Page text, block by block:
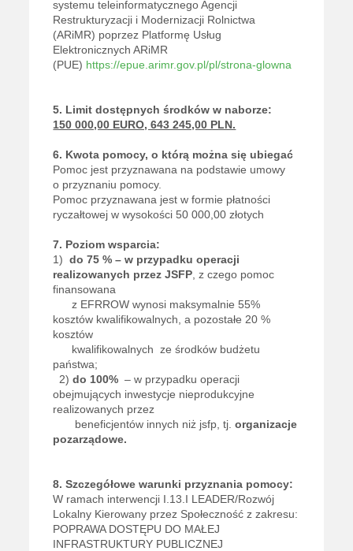
systemu teleinformatycznego Agencji
Restrukturyzacji i Modernizacji Rolnictwa
(ARiMR) poprzez Platformę Usług
Elektronicznych ARiMR
(PUE) https://epue.arimr.gov.pl/pl/strona-glowna
5. Limit dostępnych środków w naborze:
150 000,00 EURO, 643 245,00 PLN.
6. Kwota pomocy, o którą można się ubiegać
Pomoc jest przyznawana na podstawie umowy
o przyznaniu pomocy.
Pomoc przyznawana jest w formie płatności
ryczałtowej w wysokości 50 000,00 złotych
7. Poziom wsparcia:
1)do 75 % – w przypadku operacji
realizowanych przez JSFP , z czego pomoc
finansowana
z EFRROW wynosi maksymalnie 55%
kosztów kwalifikowalnych, a pozostałe 20 %
kosztów
kwalifikowalnych ze środków budżetu
państwa;
2)do 100% – w przypadku operacji
obejmujących inwestycje nieprodukcyjne
realizowanych przez
beneficjentów innych niż jsfp, tj. organizacje
pozarządowe.
8. Szczegółowe warunki przyznania pomocy:
W ramach interwencji I.13.I LEADER/Rozwój
Lokalny Kierowany przez Społeczność z zakresu:
POPRAWA DOSTĘPU DO MAŁEJ
INFRASTRUKTURY PUBLICZNEJ